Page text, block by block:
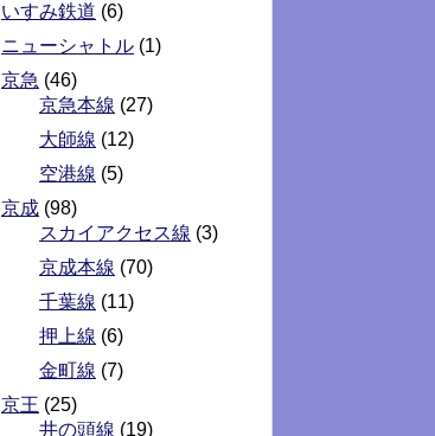
いすみ鉄道 (6)
ニューシャトル (1)
京急 (46)
京急本線 (27)
大師線 (12)
空港線 (5)
京成 (98)
スカイアクセス線 (3)
京成本線 (70)
千葉線 (11)
押上線 (6)
金町線 (7)
京王 (25)
井の頭線 (19)